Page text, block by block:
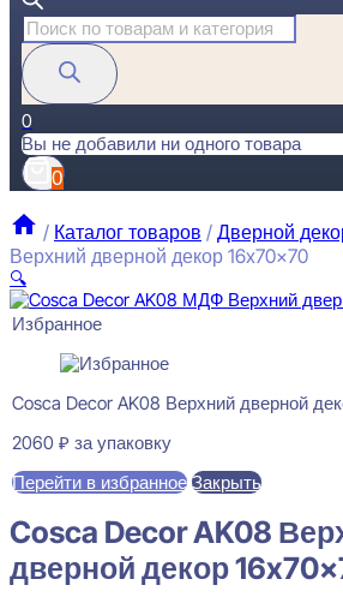
Поиск
товаров
0
Вы не добавили ни одного товара
0
/ Каталог товаров / Дверной
Верхний дверной декор 16x70x70
🔍
Избранное
Cosca Decor AK08 Верхний дверной
2060 ₽ за упаковку
Перейти в избранное Закрыть
Cosca Decor AK08
дверной декор